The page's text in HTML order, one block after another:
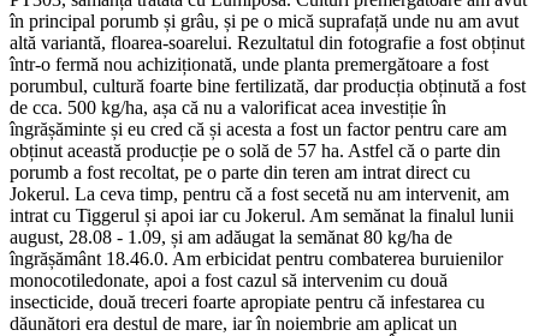
în principal porumb și grâu, și pe o mică suprafață unde nu am avut
altă variantă, floarea-soarelui. Rezultatul din fotografie a fost obținut
într-o fermă nou achiziționată, unde planta premergătoare a fost
porumbul, cultură foarte bine fertilizată, dar producția obținută a fost
de cca. 500 kg/ha, așa că nu a valorificat acea investiție în
îngrășăminte și eu cred că și acesta a fost un factor pentru care am
obținut această producție pe o solă de 57 ha. Astfel că o parte din
porumb a fost recoltat, pe o parte din teren am intrat direct cu
Jokerul. La ceva timp, pentru că a fost secetă nu am intervenit, am
intrat cu Tiggerul și apoi iar cu Jokerul. Am semănat la finalul lunii
august, 28.08 - 1.09, și am adăugat la semănat 80 kg/ha de
îngrășământ 18.46.0. Am erbicidat pentru combaterea buruienilor
monocotiledonate, apoi a fost cazul să intervenim cu două
insecticide, două treceri foarte apropiate pentru că infestarea cu
dăunători era destul de mare, iar în noiembrie am aplicat un